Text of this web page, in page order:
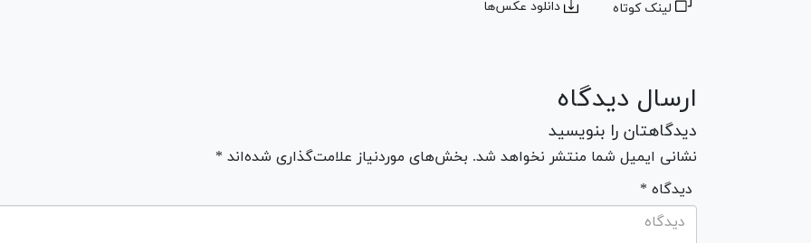
لینک کوتاه دانلود عکس‌ها
ارسال دیدگاه
دیدگاهتان را بنویسید
نشانی ایمیل شما منتشر نخواهد شد. بخش‌های موردنیاز علامت‌گذاری شده‌اند *
* دیدگاه